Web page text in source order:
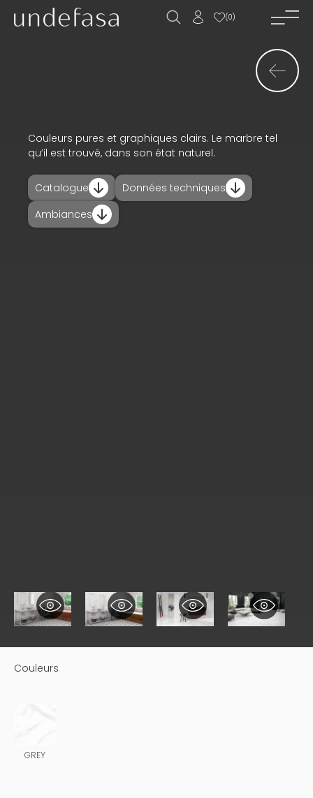
(0)
produits_
projets_
téléchargements_
actualités_
Couleurs pures et graphiques clairs. Le marbre tel
qu’il est trouvé, dans son état naturel.
Catalogue
Données techniques
Ambiances
Couleurs
GREY